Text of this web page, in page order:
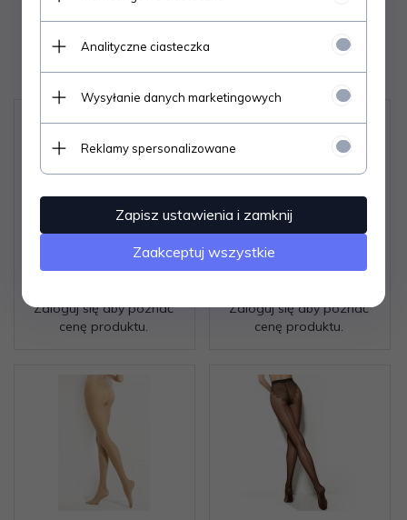
Polecamy
Rajstopy Gatta Holly 8
Zaloguj się aby poznać
cenę produktu.
Rajstopy Gatta Bye
Zaloguj się aby poznać
cenę produktu.
Analityczne ciasteczka
Wysyłanie danych marketingowych
Reklamy spersonalizowane
Zapisz ustawienia i zamknij
Zaakceptuj wszystkie